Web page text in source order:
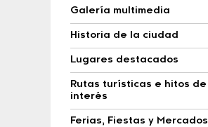
Galería multimedia
Historia de la ciudad
Lugares destacados
Rutas turísticas e hitos de
interés
Ferias, Fiestas y Mercados